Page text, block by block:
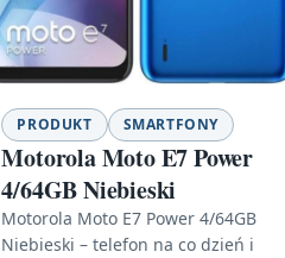
PRODUKT SMARTFONY
Motorola Moto E7 Power
4/64GB Niebieski
Motorola Moto E7 Power 4/64GB
Niebieski – telefon na co dzień i